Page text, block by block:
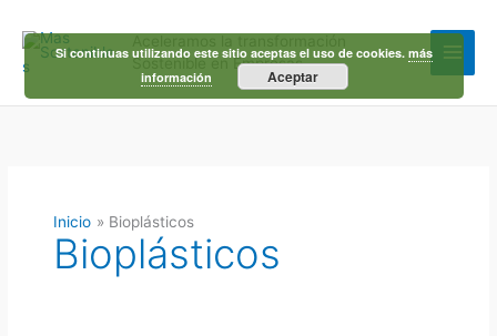
contenido
Sostenible en Empresas
Inicio Bioplásticos
Bioplásticos
Si continuas utilizando este sitio aceptas el uso de cookies.más
información
Aceptar